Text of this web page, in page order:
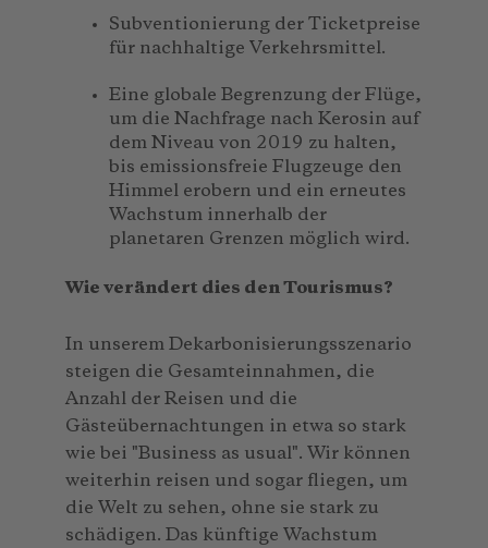
Subventionierung der Ticketpreise
für nachhaltige Verkehrsmittel.
Eine globale Begrenzung der Flüge,
um die Nachfrage nach Kerosin auf
dem Niveau von 2019 zu halten,
bis emissionsfreie Flugzeuge den
Himmel erobern und ein erneutes
Wachstum innerhalb der
planetaren Grenzen möglich wird.
Wie verändert dies den Tourismus?
In unserem Dekarbonisierungsszenario
steigen die Gesamteinnahmen, die
Anzahl der Reisen und die
Gästeübernachtungen in etwa so stark
wie bei "Business as usual". Wir können
weiterhin reisen und sogar fliegen, um
die Welt zu sehen, ohne sie stark zu
schädigen. Das künftige Wachstum